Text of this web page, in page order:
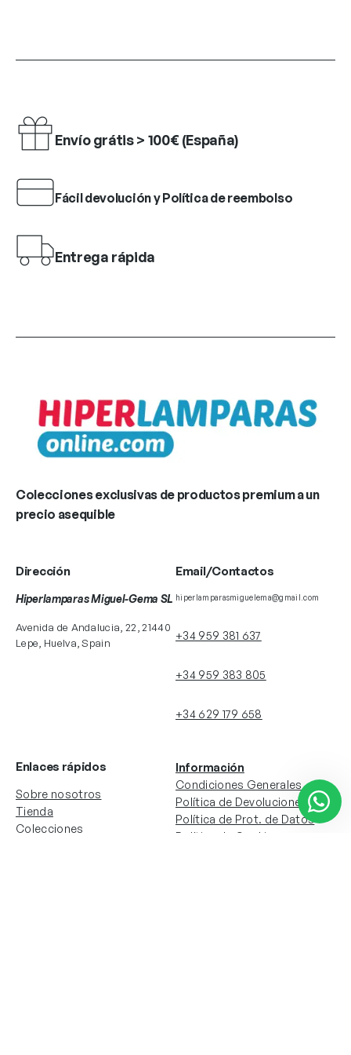
Envío grátis > 100€ (España)
Fácil devolución y Política de reembolso
Entrega rápida
Colecciones exclusivas de productos premium a un
precio asequible
Dirección
Hiperlamparas Miguel-Gema SL
Avenida de Andalucia, 22, 21440
Lepe, Huelva, Spain
Email/Contactos
hiperlamparasmiguelema@gmail.com
+34 959 381 637
+34 959 383 805
+34 629 179 658
Enlaces rápidos
Sobre nosotros
Tienda
Colecciones
Información
Condiciones Generales
Política de Devoluciones
Política de Prot. de Datos
Política de Cookies